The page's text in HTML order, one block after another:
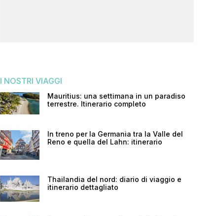
I NOSTRI VIAGGI
Mauritius: una settimana in un paradiso
terrestre. Itinerario completo
In treno per la Germania tra la Valle del
Reno e quella del Lahn: itinerario
Thailandia del nord: diario di viaggio e
itinerario dettagliato